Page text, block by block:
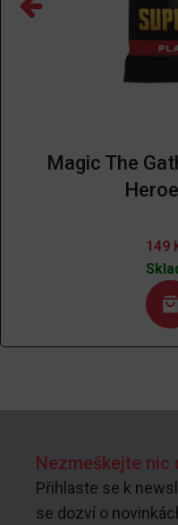
Magic The
149
Nezmeškejte nic
Přihlaste se k
se dozví o